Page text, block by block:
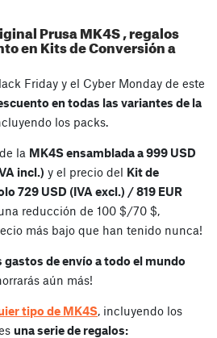
Prusa MK4S , regalos
en Kits de Conversión a
Friday y el Cyber Monday de este
en todas las variantes de la
los packs.
la MK4S ensamblada a 999 USD
incl.) y el precio del Kit de
729 USD (IVA excl.) / 819 EUR
reducción de 100 $/70 $,
más bajo que han tenido nunca!
de envío a todo el mundo
aún más!
tipo de MK4S, incluyendo los
una serie de regalos: